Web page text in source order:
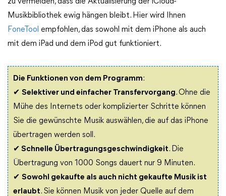
Musikbibliothek ewig hängen bleibt. Hier wird Ihnen
FoneTool empfohlen, das sowohl mit dem iPhone als auch
mit dem iPad und dem iPod gut funktioniert.
Die Funktionen von dem Programm:
✔ Selektiver und einfacher Transfervorgang. Ohne die
Mühe des Internets oder komplizierter Schritte können
Sie die gewünschte Musik auswählen, die auf das iPhone
übertragen werden soll.
✔ Schnelle Übertragungsgeschwindigkeit. Die
Übertragung von 1000 Songs dauert nur 9 Minuten.
✔ Sowohl gekaufte als auch nicht gekaufte Musik ist
erlaubt. Sie können Musik von jeder Quelle auf dem